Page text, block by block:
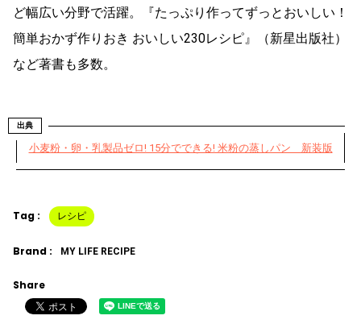
ど幅広い分野で活躍。『たっぷり作ってずっとおいしい！
簡単おかず作りおき おいしい230レシピ』（新星出版社）
など著書も多数。
出典
小麦粉・卵・乳製品ゼロ! 15分でできる! 米粉の蒸しパン 新装版
Tag : レシピ
Brand : MY LIFE RECIPE
Share